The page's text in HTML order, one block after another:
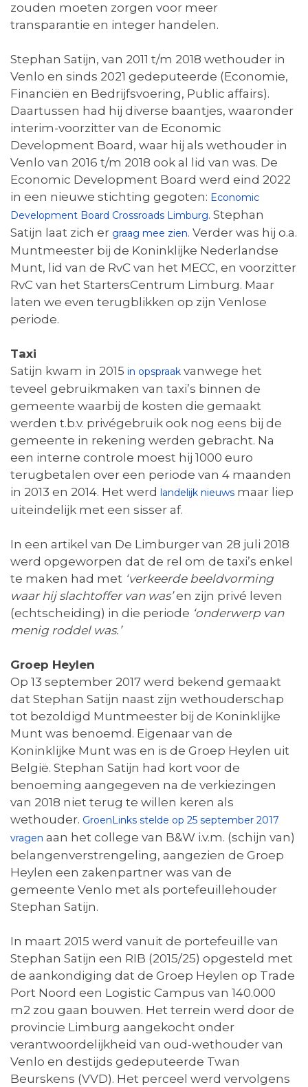
zouden moeten zorgen voor meer
transparantie en integer handelen.
Stephan Satijn, van 2011 t/m 2018 wethouder in
Venlo en sinds 2021 gedeputeerde (Economie,
Financiën en Bedrijfsvoering, Public affairs).
Daartussen had hij diverse baantjes, waaronder
interim-voorzitter van de Economic
Development Board, waar hij als wethouder in
Venlo van 2016 t/m 2018 ook al lid van was. De
Economic Development Board werd eind 2022
in een nieuwe stichting gegoten: Economic
Development Board Crossroads Limburg. Stephan
Satijn laat zich er graag mee zien. Verder was hij o.a.
Muntmeester bij de Koninklijke Nederlandse
Munt, lid van de RvC van het MECC, en voorzitter
RvC van het StartersCentrum Limburg. Maar
laten we even terugblikken op zijn Venlose
periode.
Taxi
Satijn kwam in 2015 in opspraak vanwege het
teveel gebruikmaken van taxi’s binnen de
gemeente waarbij de kosten die gemaakt
werden t.b.v. privégebruik ook nog eens bij de
gemeente in rekening werden gebracht. Na
een interne controle moest hij 1000 euro
terugbetalen over een periode van 4 maanden
in 2013 en 2014. Het werd landelijk nieuws maar liep
uiteindelijk met een sisser af.
In een artikel van De Limburger van 28 juli 2018
werd opgeworpen dat de rel om de taxi’s enkel
te maken had met ‘verkeerde beeldvorming
waar hij slachtoffer van was’en zijn privé leven
(echtscheiding) in die periode ‘onderwerp van
menig roddel was.’
Groep Heylen
Op 13 september 2017 werd bekend gemaakt
dat Stephan Satijn naast zijn wethouderschap
tot bezoldigd Muntmeester bij de Koninklijke
Munt was benoemd. Eigenaar van de
Koninklijke Munt was en is de Groep Heylen uit
België. Stephan Satijn had kort voor de
benoeming aangegeven na de verkiezingen
van 2018 niet terug te willen keren als
wethouder. GroenLinks stelde op 25 september 2017
vragen aan het college van B&W i.v.m. (schijn van)
belangenverstrengeling, aangezien de Groep
Heylen een zakenpartner was van de
gemeente Venlo met als portefeuillehouder
Stephan Satijn.
In maart 2015 werd vanuit de portefeuille van
Stephan Satijn een RIB (2015/25) opgesteld met
de aankondiging dat de Groep Heylen op Trade
Port Noord een Logistic Campus van 140.000
m2 zou gaan bouwen. Het terrein werd door de
provincie Limburg aangekocht onder
verantwoordelijkheid van oud-wethouder van
Venlo en destijds gedeputeerde Twan
Beurskens (VVD). Het perceel werd vervolgens